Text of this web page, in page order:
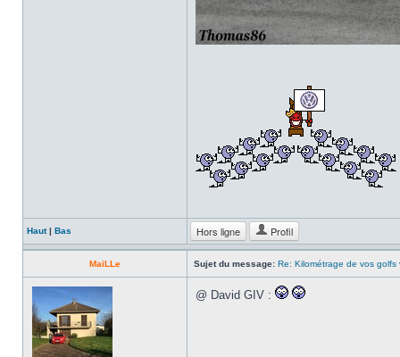
Haut| Bas Hors ligne Profil
MaiLLe Sujet du message: Re: Kilométrage de vos golfs
@ David GIV :